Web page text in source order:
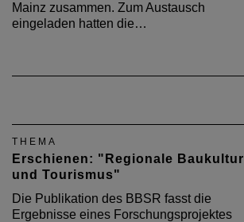
Mainz zusammen. Zum Austausch
eingeladen hatten die…
THEMA
Erschienen: "Regionale Baukultur
und Tourismus"
Die Publikation des BBSR fasst die
Ergebnisse eines Forschungsprojektes